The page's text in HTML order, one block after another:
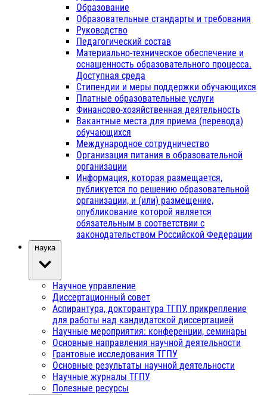
Образование
Образовательные стандарты и требования
Руководство
Педагогический состав
Материально-техническое обеспечение и
оснащенность образовательного процесса.
Доступная среда
Стипендии и меры поддержки обучающихся
Платные образовательные услуги
Финансово-хозяйственная деятельность
Вакантные места для приема (перевода)
обучающихся
Международное сотрудничество
Организация питания в образовательной
организации
Информация, которая размещается,
публикуется по решению образовательной
организации, и (или) размещение,
опубликование которой является
обязательным в соответствии с
законодательством Российской Федерации
Наука
Научное управление
Диссертационный совет
Аспирантура, докторантура ТГПУ, прикрепление
для работы над кандидатской диссертацией
Научные мероприятия: конференции, семинары
Основные направления научной деятельности
Грантовые исследования ТГПУ
Основные результаты научной деятельности
Научные журналы ТГПУ
Полезные ресурсы